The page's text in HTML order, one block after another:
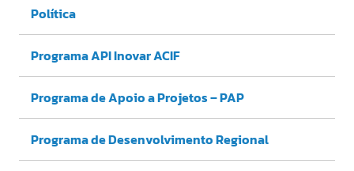
Política
Programa API Inovar ACIF
Programa de Apoio a Projetos – PAP
Programa de Desenvolvimento Regional